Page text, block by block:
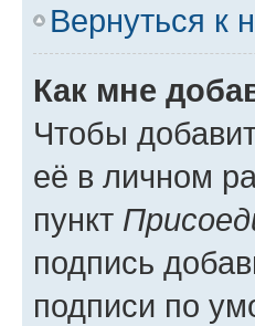
Вернуться к
Как мне
Чтобы
её в личном
пункт
подпись
подписи по